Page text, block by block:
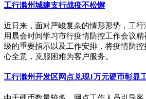
工行滁州城建支行战疫不松懈
近日来，面对严峻复杂的情形形势，工行
用晨会时间学习市行疫情防控工作会议
级的重要指示以及工作安排，将疫情防
心全意，克服困难为客户服务。
工行滁州开发区网点兑现1万元硬币彰显